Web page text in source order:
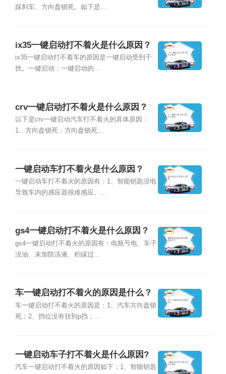
踩刹车、方向盘锁死。如下是...
ix35一键启动打不着火是什么原因？
ix35一键启动打不着车的原因是一键启动受到干
扰。一键启动：一键启动的...
crv一键启动打不着火是什么原因？
以下是crv一键启动汽车打不着火的具体原因：
1、方向盘锁死：方向盘锁死...
一键启动车打不着火是什么原因？
一键启动车打不着火的原因有：1、智能钥匙没电
导致车内的感应器很难感应。...
gs4一键启动打不着火是什么原因？
gs4一键启动打不着火的原因有：电瓶亏电、车子
没油、未加防冻液、积碳过...
车一键启动打不着火的原因是什么？
车一键启动打不着火的原因是：1、汽车方向盘锁
死；2、挡位没有挂到p挡；...
一键启动车子打不着火是什么原因?
汽车一键启动打不着火的原因如下：1、智能钥匙